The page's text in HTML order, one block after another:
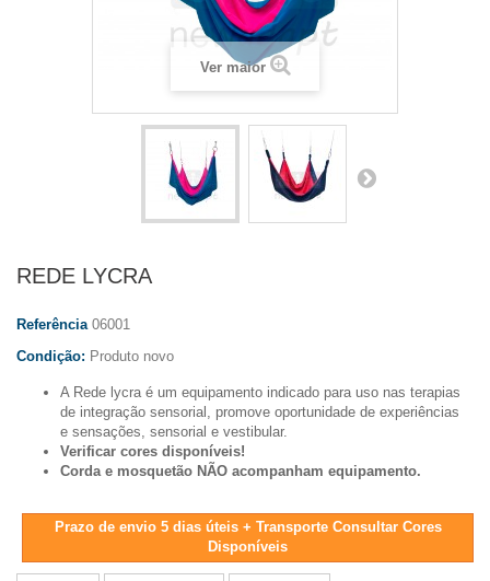
Ver maior
REDE LYCRA
Referência 06001
Condição: Produto novo
A Rede lycra é um equipamento indicado para uso nas terapias
de integração sensorial, promove oportunidade de experiências
e sensações, sensorial e vestibular.
Verificar cores disponíveis!
Corda e mosquetão NÃO acompanham equipamento.
Prazo de envio 5 dias úteis + Transporte Consultar Cores
Disponíveis